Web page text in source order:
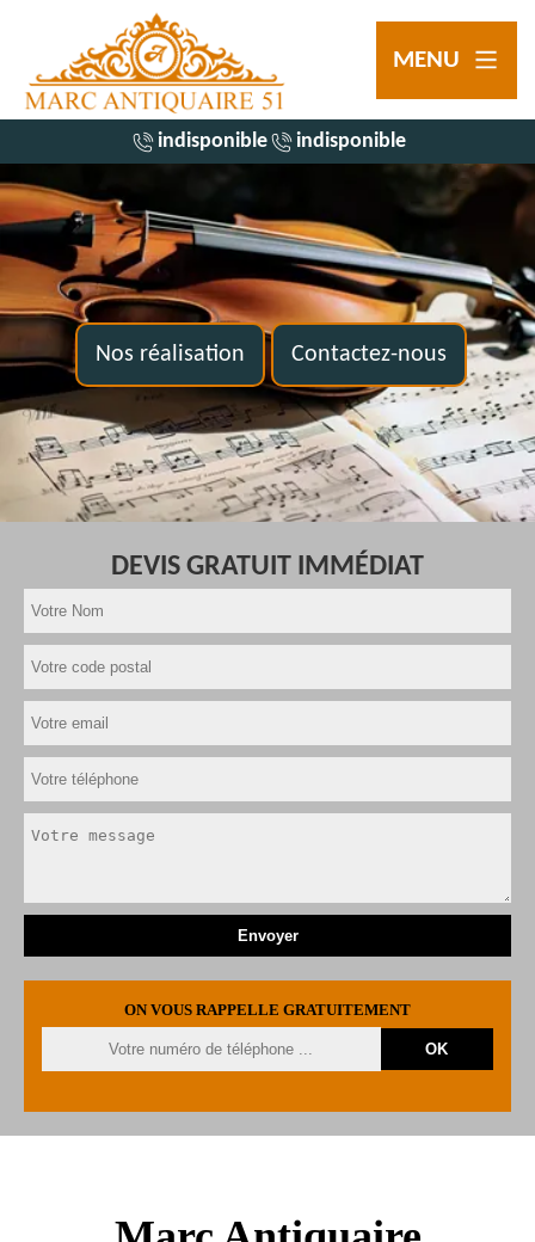
MENU
indisponible indisponible
Nos réalisation Contactez-nous
DEVIS GRATUIT IMMÉDIAT
ON VOUS RAPPELLE GRATUITEMENT